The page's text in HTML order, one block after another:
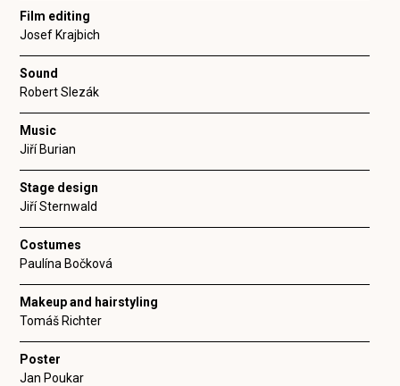
Film editing
Josef Krajbich
Sound
Robert Slezák
Music
Jiří Burian
Stage design
Jiří Sternwald
Costumes
Paulína Bočková
Makeup and hairstyling
Tomáš Richter
Poster
Jan Poukar